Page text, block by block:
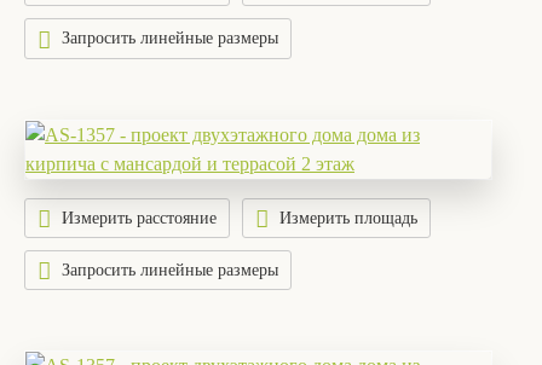
Запросить линейные размеры
Измерить расстояние Измерить площадь
Запросить линейные размеры